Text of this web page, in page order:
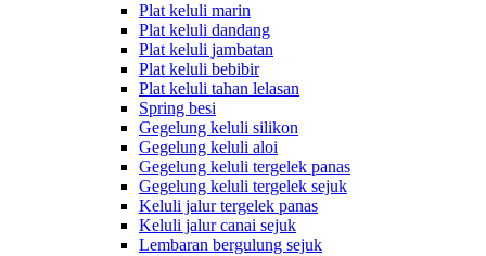
Plat keluli marin
Plat keluli dandang
Plat keluli jambatan
Plat keluli bebibir
Plat keluli tahan lelasan
Spring besi
Gegelung keluli silikon
Gegelung keluli aloi
Gegelung keluli tergelek panas
Gegelung keluli tergelek sejuk
Keluli jalur tergelek panas
Keluli jalur canai sejuk
Lembaran bergulung sejuk